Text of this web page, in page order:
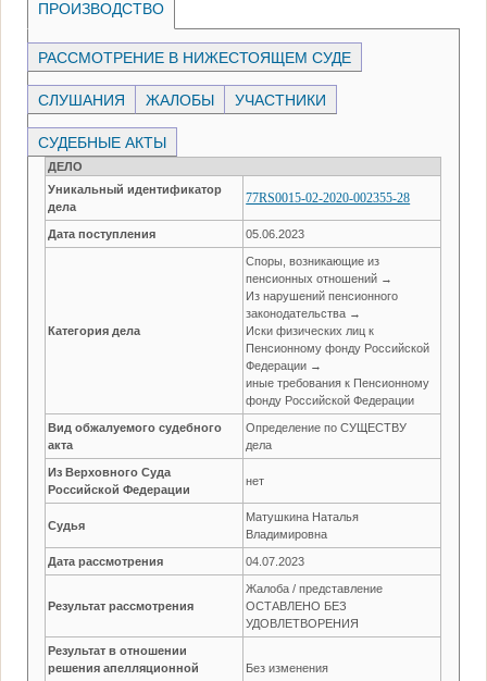
ПРОИЗВОДСТВО
РАССМОТРЕНИЕ В НИЖЕСТОЯЩЕМ СУДЕ
СЛУШАНИЯ ЖАЛОБЫ УЧАСТНИКИ
СУДЕБНЫЕ АКТЫ
ДЕЛО
Уникальный идентификатор
дела
77RS0015-02-2020-002355-28
Дата поступления 05.06.2023
Категория дела
Споры, возникающие из
пенсионных отношений →
Из нарушений пенсионного
законодательства →
Иски физических лиц к
Пенсионному фонду Российской
Федерации →
иные требования к Пенсионному
фонду Российской Федерации
Вид обжалуемого судебного
акта
Определение по СУЩЕСТВУ
дела
Из Верховного Суда
Российской Федерации
нет
Судья
Матушкина Наталья
Владимировна
Дата рассмотрения 04.07.2023
Результат рассмотрения
Жалоба / представление
ОСТАВЛЕНО БЕЗ
УДОВЛЕТВОРЕНИЯ
Результат в отношении
решения апелляционной
Без изменения